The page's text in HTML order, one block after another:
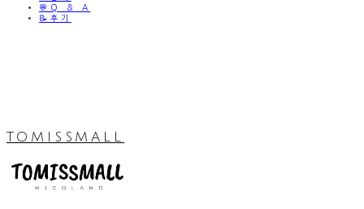
💬Q & A
📝후기
TOMISSMALL